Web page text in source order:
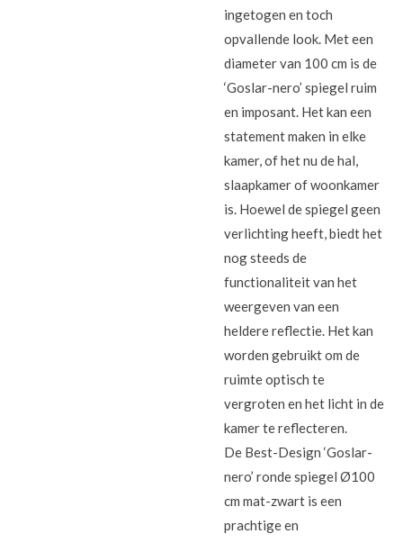
ingetogen en toch
opvallende look. Met een
diameter van 100 cm is de
‘Goslar-nero’ spiegel ruim
en imposant. Het kan een
statement maken in elke
kamer, of het nu de hal,
slaapkamer of woonkamer
is. Hoewel de spiegel geen
verlichting heeft, biedt het
nog steeds de
functionaliteit van het
weergeven van een
heldere reflectie. Het kan
worden gebruikt om de
ruimte optisch te
vergroten en het licht in de
kamer te reflecteren.
De Best-Design ‘Goslar-
nero’ ronde spiegel Ø100
cm mat-zwart is een
prachtige en